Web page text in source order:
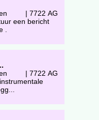
| 7722 AG
een bericht
| 7722 AG